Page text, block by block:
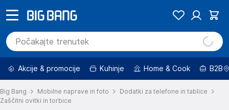
Akcije & promocije Kuhinje Home & Cook B2B
Big Bang Mobilne naprave in foto
Dodatki za telefone in tablice
Zaščitni ovitki in torbice